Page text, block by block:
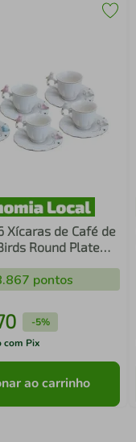
Xícaras de Café de
Round Plate
pontos
-5%
com Pix
ao carrinho